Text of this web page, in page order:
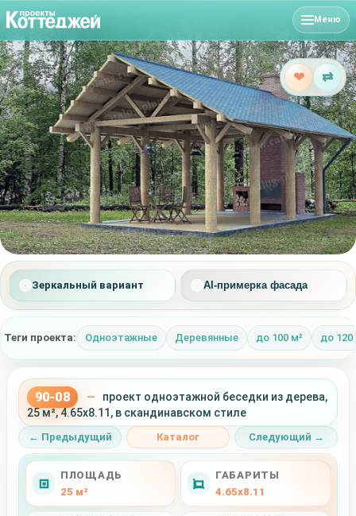
Меню
Зеркальный вариант AI-примерка фасада
Теги проекта: Одноэтажные Деревянные до 100 м² до 120
❤ ⇄
90-08 —
проект одноэтажной беседки из дерева,
25 м², 4.65x8.11, в скандинавском стиле
← Предыдущий Каталог Следующий →
ПЛОЩАДЬ
25 м²
ГАБАРИТЫ
4.65x8.11